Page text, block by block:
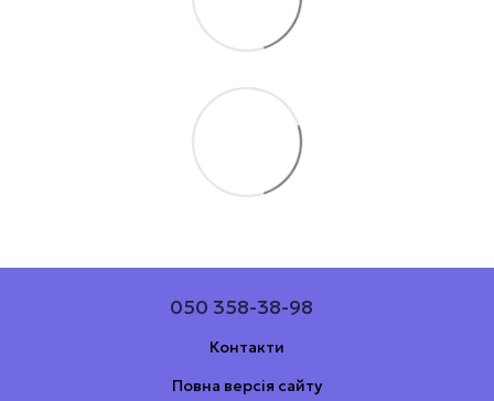
050 358-38-98
Контакти
Повна версія сайту